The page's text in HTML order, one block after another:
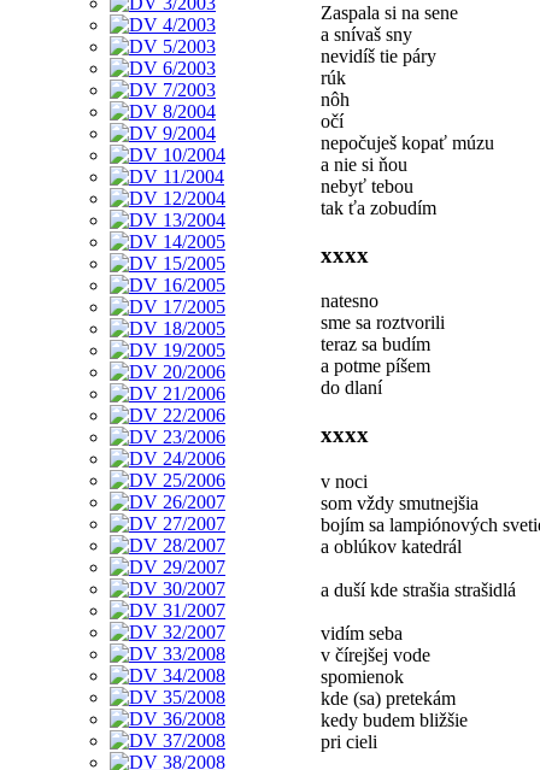
Zaspala si na sene
a snívaš sny
nevidíš tie páry
rúk
nôh
očí
nepočuješ kopať múzu
a nie si ňou
nebyť tebou
tak ťa zobudím
xxxx
natesno
sme sa roztvorili
teraz sa budím
a potme píšem
do dlaní
xxxx
v noci
som vždy smutnejšia
bojím sa lampiónových
a oblúkov katedrál
a duší kde strašia strašidlá
vidím seba
v čírejšej vode
spomienok
kde (sa) pretekám
kedy budem bližšie
pri cieli